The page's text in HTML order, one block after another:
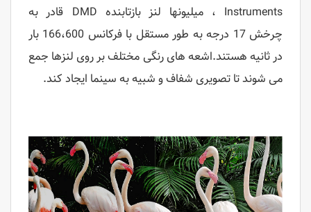
Instruments ، میلیونها لنز بازتابنده DMD قادر به
چرخش 17 درجه به طور مستقل با فرکانس 166،600 بار
در ثانیه هستند.اشعه های رنگی مختلف بر روی لنزها جمع
می شوند تا تصویری شفاف و شبیه به سینما ایجاد کند.